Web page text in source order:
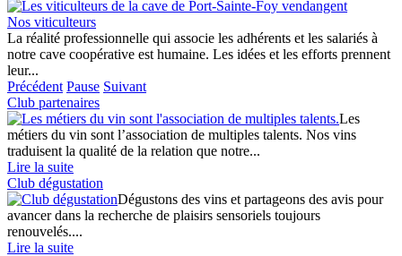
Nos viticulteurs
La réalité professionnelle qui associe les adhérents et les salariés à
notre cave coopérative est humaine. Les idées et les efforts prennent
leur...
Précédent Pause Suivant
Club partenaires
Les
métiers du vin sont l’association de multiples talents. Nos vins
traduisent la qualité de la relation que notre...
Lire la suite
Club dégustation
Dégustons des vins et partageons des avis pour
avancer dans la recherche de plaisirs sensoriels toujours
renouvelés....
Lire la suite